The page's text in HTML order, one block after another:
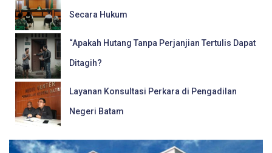
Secara Hukum
“Apakah Hutang Tanpa Perjanjian Tertulis Dapat
Ditagih?
Layanan Konsultasi Perkara di Pengadilan
Negeri Batam